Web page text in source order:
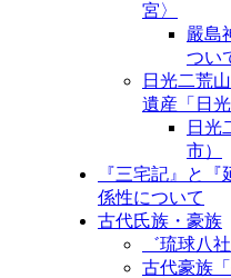
宮〉
嚴島
つい
日光二荒
遺産「日
日光
市）
『三宅記』と
係性について
古代氏族・豪族
゛琉球八
古代豪族